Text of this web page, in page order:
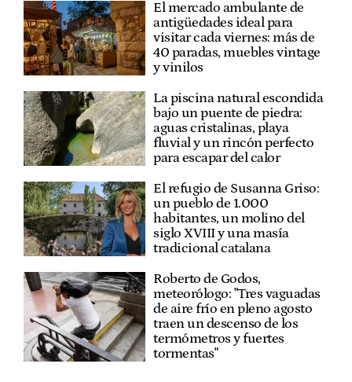
El mercado ambulante de
antigüedades ideal para
visitar cada viernes: más de
40 paradas, muebles vintage
y vinilos
La piscina natural escondida
bajo un puente de piedra:
aguas cristalinas, playa
fluvial y un rincón perfecto
para escapar del calor
El refugio de Susanna Griso:
un pueblo de 1.000
habitantes, un molino del
siglo XVIII y una masía
tradicional catalana
Roberto de Godos,
meteorólogo: "Tres vaguadas
de aire frío en pleno agosto
traen un descenso de los
termómetros y fuertes
tormentas"